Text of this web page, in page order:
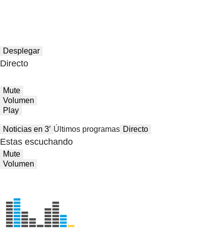
Desplegar
Directo
Mute
Volumen
Play
Noticias en 3′ Últimos programas Directo
Estas escuchando
Mute
Volumen